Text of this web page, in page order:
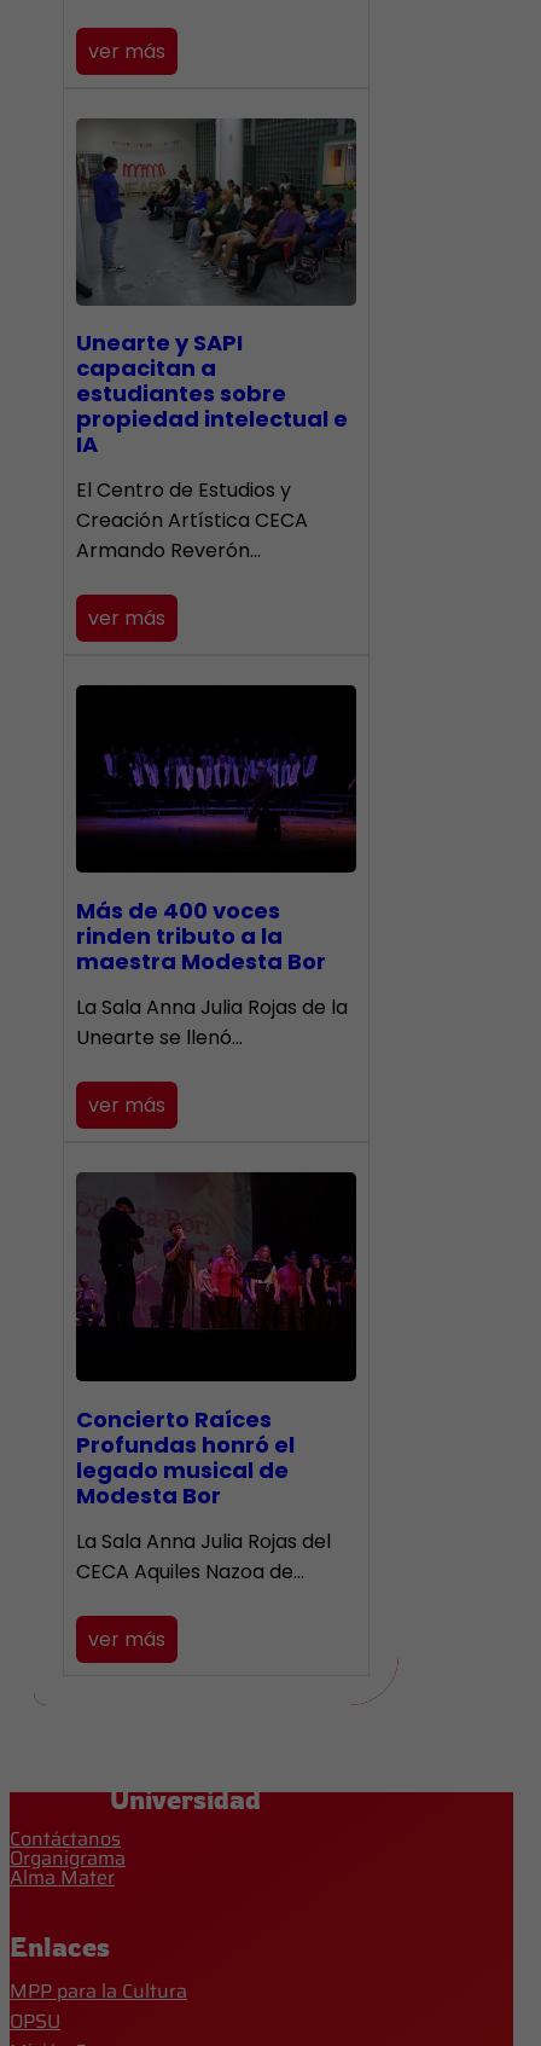
ver más
Unearte y SAPI
capacitan a
estudiantes sobre
propiedad intelectual e
IA
El Centro de Estudios y
Creación Artística CECA
Armando Reverón…
ver más
Más de 400 voces
rinden tributo a la
maestra Modesta Bor
​La Sala Anna Julia Rojas de la
Unearte se llenó…
ver más
​Concierto Raíces
Profundas honró el
legado musical de
Modesta Bor
La Sala Anna Julia Rojas del
CECA Aquiles Nazoa de…
ver más
Universidad
Contáctanos
Organigrama
Alma Mater
Enlaces
MPP para la Cultura
OPSU